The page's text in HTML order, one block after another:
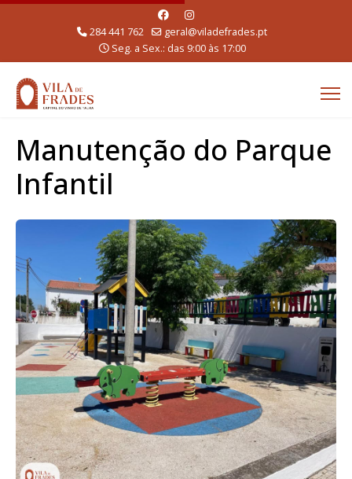
284 441 762
geral@viladefrades.pt
Seg. a Sex.: das 9:00 às 17:00
Manutenção do Parque
Infantil